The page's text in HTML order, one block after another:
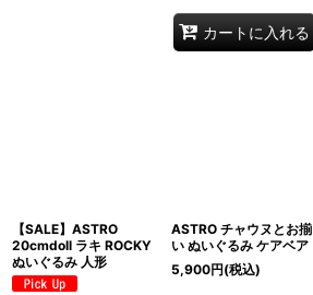
カートに入れる
【SALE】ASTRO
20cmdoll ラキ ROCKY
ぬいぐるみ 人形
ASTRO チャウヌとお揃
い ぬいぐるみ ケアベア
5,900円(税込)